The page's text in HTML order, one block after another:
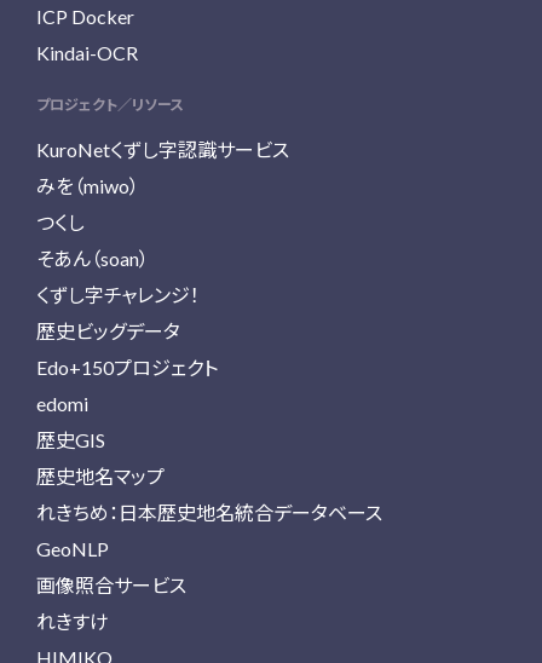
ICP Docker
Kindai-OCR
プロジェクト／リソース
KuroNetくずし字認識サービス
みを（miwo）
つくし
そあん（soan）
くずし字チャレンジ！
歴史ビッグデータ
Edo+150プロジェクト
edomi
歴史GIS
歴史地名マップ
れきちめ：日本歴史地名統合データベース
GeoNLP
画像照合サービス
れきすけ
HIMIKO